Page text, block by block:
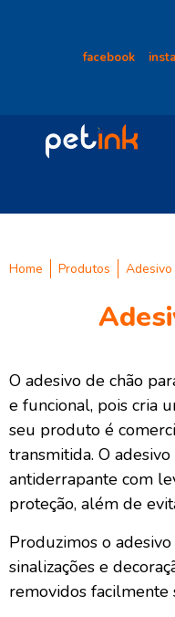
facebook
Home Produtos
O adesivo de chão
e funcional, pois cria
seu produto é
transmitida. O
antiderrapante com
proteção, além de
Produzimos o
sinalizações e
removidos facilmente